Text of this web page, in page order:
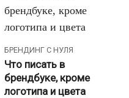
БРЕНДИНГ С НУЛЯ
Что писать в
брендбуке, кроме
логотипа и цвета